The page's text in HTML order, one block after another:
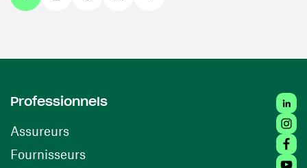
Professionnels
Assureurs
Fournisseurs(ouvre une nouvelle fenêtre)